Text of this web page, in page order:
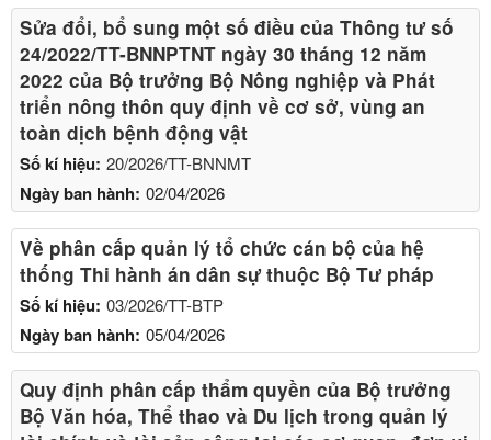
Số kí hiệu: 20/2026/TT-BNNMT
Ngày ban hành: 02/04/2026
Sửa đổi, bổ sung một số điều của Thông tư số
24/2022/TT-BNNPTNT ngày 30 tháng 12 năm
2022 của Bộ trưởng Bộ Nông nghiệp và Phát
triển nông thôn quy định về cơ sở, vùng an
toàn dịch bệnh động vật
Số kí hiệu: 03/2026/TT-BTP
Ngày ban hành: 05/04/2026
Về phân cấp quản lý tổ chức cán bộ của hệ
thống Thi hành án dân sự thuộc Bộ Tư pháp
Quy định phân cấp thẩm quyền của Bộ trưởng
Bộ Văn hóa, Thể thao và Du lịch trong quản lý